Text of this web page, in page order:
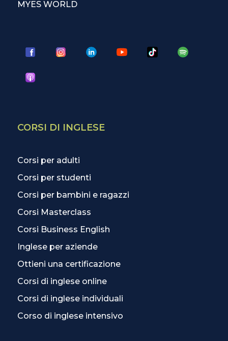
MYES WORLD
CORSI DI INGLESE
Corsi per adulti
Corsi per studenti
Corsi per bambini e ragazzi
Corsi Masterclass
Corsi Business English
Inglese per aziende
Ottieni una certificazione
Corsi di inglese online
Corsi di inglese individuali
Corso di inglese intensivo